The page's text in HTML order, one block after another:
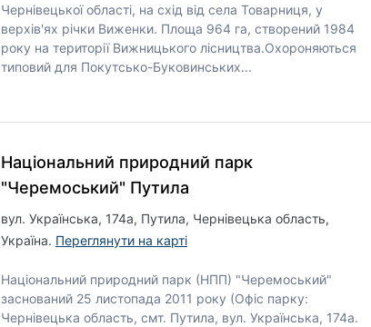
Чернівецької області, на схід від села Товарниця, у
верхів'ях річки Виженки. Площа 964 га, створений 1984
року на території Вижницького лісництва.Охороняються
типовий для Покутсько-Буковинських...
Національний природний парк
"Черемоський" Путила
вул. Українська, 174а, Путила, Чернівецька область,
Україна. Переглянути на карті
Національний природний парк (НПП) "Черемоський"
заснований 25 листопада 2011 року (Офіс парку:
Чернівецька область, смт. Путила, вул. Українська, 174а.